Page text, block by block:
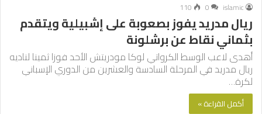
islamic
0
110
ريال مدريد يفوز بصعوبة على إشبيلية ويتقدم
بثماني نقاط عن برشلونة
أهدى لاعب الوسط الكرواتي لوكا مودريتش الأحد فوزا ثمينا لناديه
ريال مدريد في المرحلة السادسة والعشرين من الدوري الإسباني
لكرة…
أكمل القراءة »